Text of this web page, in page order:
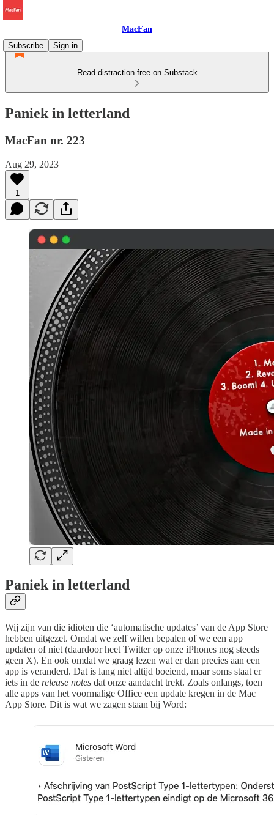
MacFan
Subscribe
Sign in
Read distraction-free on Substack
Paniek in letterland
MacFan nr. 223
Aug 29, 2023
1
Paniek in letterland
Wij zijn van die idioten die ‘automatische updates’ van de App Store
hebben uitgezet. Omdat we zelf willen bepalen of we een app
updaten of niet (daardoor heet Twitter op onze iPhones nog steeds
geen X). En ook omdat we graag lezen wat er dan precies aan een
app is veranderd. Dat is lang niet altijd boeiend, maar soms staat er
iets in de release notes dat onze aandacht trekt. Zoals onlangs, toen
alle apps van het voormalige Office een update kregen in de Mac
App Store. Dit is wat we zagen staan bij Word: